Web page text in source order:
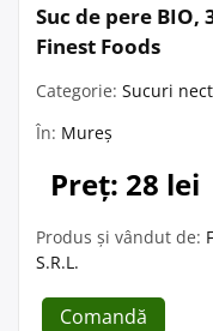
Suc de pere BIO,
Finest Foods
Categorie: Sucuri
În: Mureș
Preț: 28 lei
Produs și vândut de:
S.R.L.
Comandă